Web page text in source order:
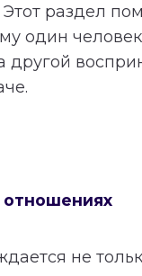
раздел
один
другой
отношениях
не